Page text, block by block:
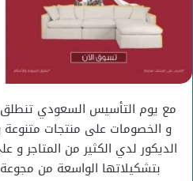
مع يوم التأسيس السعودي
و الخصومات على منتجات متنوعة
الديكور لدي الكثير من المتاجر و
بتشكيلاتها الواسعة من